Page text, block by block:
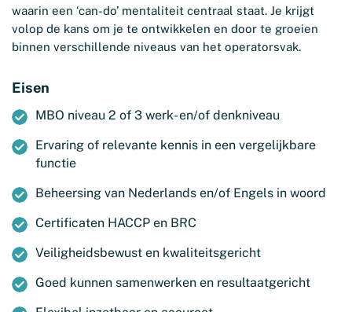
waarin een ‘can-do’ mentaliteit centraal staat. Je krijgt
volop de kans om je te ontwikkelen en door te groeien
binnen verschillende niveaus van het operatorsvak.
Eisen
MBO niveau 2 of 3 werk- en/of denkniveau
Ervaring of relevante kennis in een vergelijkbare
functie
Beheersing van Nederlands en/of Engels in woord
Certificaten HACCP en BRC
Veiligheidsbewust en kwaliteitsgericht
Goed kunnen samenwerken en resultaatgericht